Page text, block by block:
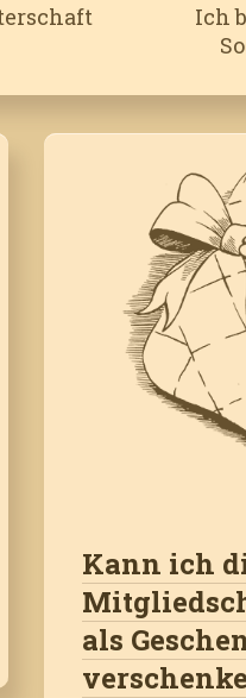
Ich
Kann ich
als